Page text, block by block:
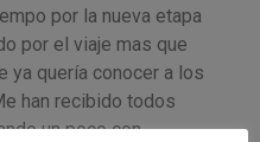
por la nueva etapa
por el viaje mas que
ya quería conocer a los
han recibido todos
un poco con